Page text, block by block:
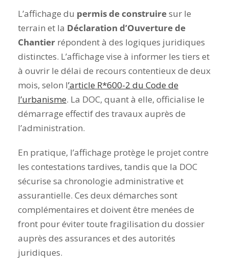
L’affichage du permis de construiresur le
terrain et la Déclaration d’Ouverture de
Chantier répondent à des logiques juridiques
distinctes. L’affichage vise à informer les tiers et
à ouvrir le délai de recours contentieux de deux
mois, selon l’article R*600-2 du Code de
l’urbanisme. La DOC, quant à elle, officialise le
démarrage effectif des travaux auprès de
l’administration.
En pratique, l’affichage protège le projet contre
les contestations tardives, tandis que la DOC
sécurise sa chronologie administrative et
assurantielle. Ces deux démarches sont
complémentaires et doivent être menées de
front pour éviter toute fragilisation du dossier
auprès des assurances et des autorités
juridiques.